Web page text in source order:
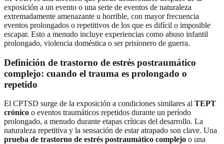
exposición a un evento o una serie de eventos de naturaleza
extremadamente amenazante u horrible, con mayor frecuencia
eventos prolongados o repetitivos de los que es difícil o imposible
escapar. Esto a menudo incluye experiencias como abuso infantil
prolongado, violencia doméstica o ser prisionero de guerra.
Definición de trastorno de estrés postraumático
complejo: cuando el trauma es prolongado o
repetido
El CPTSD surge de la exposición a condiciones similares al TEPT
crónico o eventos traumáticos repetidos durante un período
prolongado, a menudo durante etapas críticas del desarrollo. La
naturaleza repetitiva y la sensación de estar atrapado son clave. Una
prueba de trastorno de estrés postraumático complejo o una